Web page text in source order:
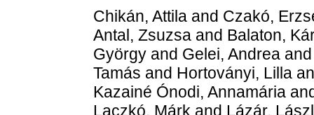
Chikán, Attila and Czakó,
Antal, Zsuzsa and Balaton,
György and Gelei, Andrea
Tamás and Hortoványi, Lilla
Kazainé Ónodi, Annamária
Laczkó, Márk and Lázár,